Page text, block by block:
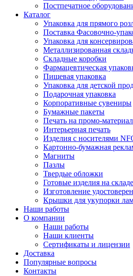
Постпечатное
Каталог
Упаковка для прямого
Поставка Фасовочно-
Упаковка для
Металлизированная
Складные коробки
Фармацевтическая
Пищевая упаковка
Упаковка для детской
Подарочная упаковка
Корпоративные сувениры
Бумажные пакеты
Печать на промо-
Интерьерная печать
Изделия с носителями
Картонно-бумажная
Магниты
Пазлы
Твердые обложки
Готовые изделия на складе
Изготовление
Крышки для укупорки
Наши работы
О компании
Наши работы
Наши клиенты
Сертификаты и лицензии
Доставка
Популярные вопросы
Контакты